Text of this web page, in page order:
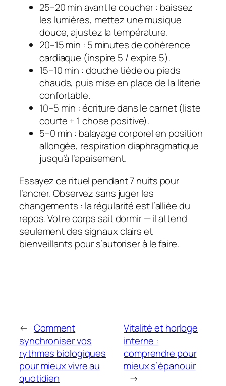
25–20 min avant le coucher : baissez
les lumières, mettez une musique
douce, ajustez la température.
20–15 min : 5 minutes de cohérence
cardiaque (inspire 5 / expire 5).
15–10 min : douche tiède ou pieds
chauds, puis mise en place de la literie
confortable.
10–5 min : écriture dans le carnet (liste
courte + 1 chose positive).
5–0 min : balayage corporel en position
allongée, respiration diaphragmatique
jusqu’à l’apaisement.
Essayez ce rituel pendant 7 nuits pour
l’ancrer. Observez sans juger les
changements : la régularité est l’alliée du
repos. Votre corps sait dormir — il attend
seulement des signaux clairs et
bienveillants pour s’autoriser à le faire.
← Comment
synchroniser vos
rythmes biologiques
pour mieux vivre au
quotidien
Vitalité et horloge
interne :
comprendre pour
mieux s’épanouir
→